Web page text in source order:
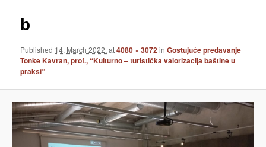
b
Published 14. March 2022. at4080 × 3072inGostujuće predavanje
Tonke Kavran, prof., “Kulturno – turistička valorizacija baštine u
praksi”